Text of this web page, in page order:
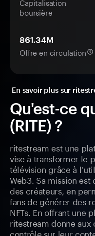
Qu'est-ce
(RITE) ?
ritestream est une
vise à transformer le
télévision grâce à
Web3. Sa mission
des créateurs, en
fans de générer des
NFTs. En offrant une
ritestream donne aux
contrôle sur leur
boursière
861.34M
Offre en circulation
En savoir plus sur